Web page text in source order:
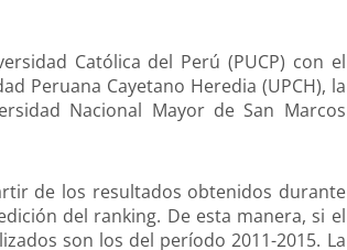
Católica del Perú (PUCP) con el
Peruana Cayetano Heredia (UPCH), la
Nacional Mayor de San Marcos
de los resultados obtenidos durante
del ranking. De esta manera, si el
son los del período 2011-2015. La